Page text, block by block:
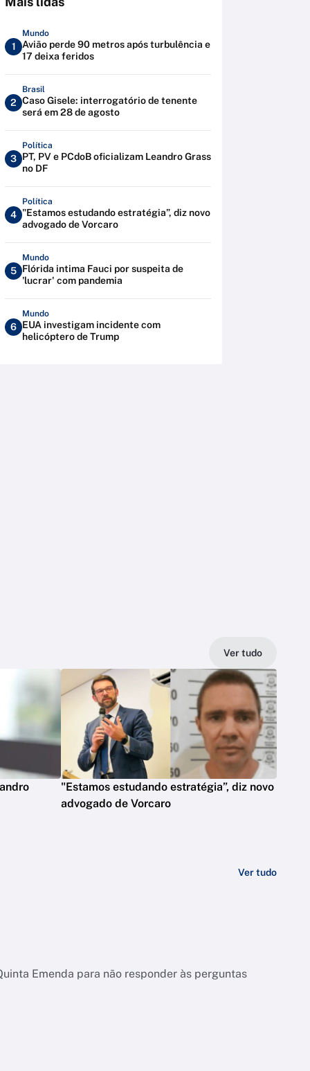
1
Mundo
Avião perde 90 metros após turbulência e
17 deixa feridos
2
Brasil
Caso Gisele: interrogatório de tenente
será em 28 de agosto
3
Política
PT, PV e PCdoB oficializam Leandro Grass
no DF
4
Política
"Estamos estudando estratégia”, diz novo
advogado de Vorcaro
5
Mundo
Flórida intima Fauci por suspeita de
'lucrar' com pandemia
6
Mundo
EUA investigam incidente com
helicóptero de Trump
Ver tudo
"Estamos estudando estratégia”, diz novo
advogado de Vorcaro
Ver tudo
Emenda para não responder às perguntas